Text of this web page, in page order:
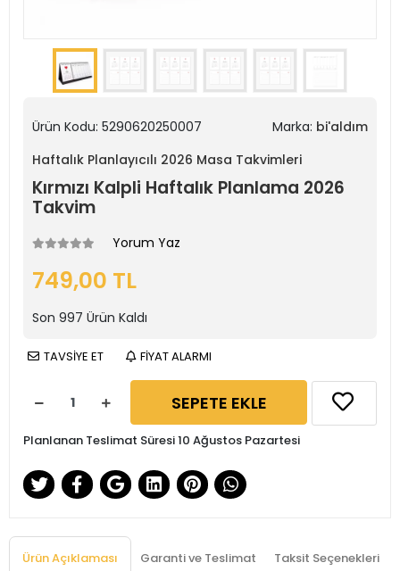
Ürün Kodu: 5290620250007 Marka: bi'aldım
Haftalık Planlayıcılı 2026 Masa Takvimleri
Kırmızı Kalpli Haftalık Planlama 2026
Takvim
Yorum Yaz
749,00 TL
Son 997 Ürün Kaldı
TAVSİYE ET FİYAT ALARMI
SEPETE EKLE
Planlanan Teslimat Süresi 10 Ağustos Pazartesi
Ürün Açıklaması Garanti ve Teslimat Taksit Seçenekleri